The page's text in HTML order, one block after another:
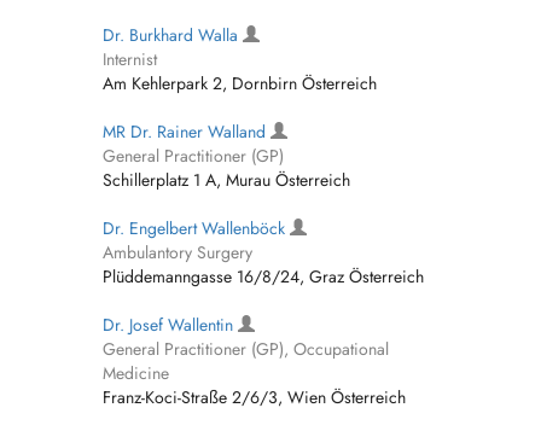
Dr. Burkhard Walla
Internist
Am Kehlerpark 2, Dornbirn Österreich
MR Dr. Rainer Walland
General Practitioner (GP)
Schillerplatz 1 A, Murau Österreich
Dr. Engelbert Wallenböck
Ambulantory Surgery
Plüddemanngasse 16/8/24, Graz Österreich
Dr. Josef Wallentin
General Practitioner (GP), Occupational
Medicine
Franz-Koci-Straße 2/6/3, Wien Österreich